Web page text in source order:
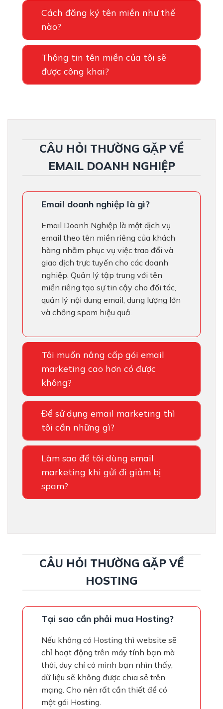
Cách đăng ký tên miền như thế
nào?
Thông tin tên miền của tôi sẽ
được công khai?
CÂU HỎI THƯỜNG GẶP VỀ
EMAIL DOANH NGHIỆP
Email doanh nghiệp là gì?
Email Doanh Nghiệp là một dịch vụ
email theo tên miền riêng của khách
hàng nhằm phục vụ việc trao đổi và
giao dịch trực tuyến cho các doanh
nghiệp. Quản lý tập trung với tên
miền riêng tạo sự tin cậy cho đối tác,
quản lý nội dung email, dung lượng lớn
và chống spam hiệu quả.
Tôi muốn nâng cấp gói email
marketing cao hơn có được
không?
Để sử dụng email marketing thì
tôi cần những gì?
Làm sao để tôi dùng email
marketing khi gửi đi giảm bị
spam?
CÂU HỎI THƯỜNG GẶP VỀ
HOSTING
Tại sao cần phải mua Hosting?
Nếu không có Hosting thì website sẽ
chỉ hoạt động trên máy tính bạn mà
thôi, duy chỉ có mình bạn nhìn thấy,
dữ liệu sẽ không được chia sẻ trên
mạng. Cho nên rất cần thiết để có
một gói Hosting.